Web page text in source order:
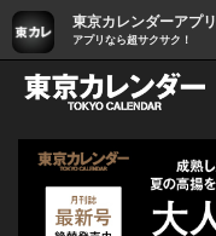
東京カレンダーアプリ
アプリなら超サクサク！